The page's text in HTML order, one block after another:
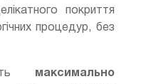
покриття
процедур, без
максимально